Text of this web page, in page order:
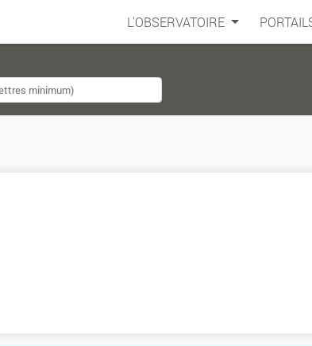
L'OBSERVATOIRE